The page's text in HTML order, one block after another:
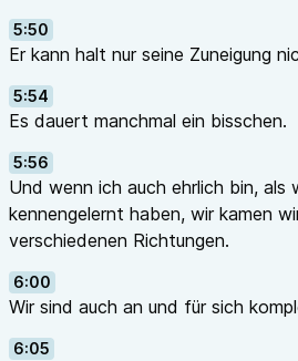
5:50
Er kann halt nur seine Zuneigung
5:54
Es dauert manchmal ein bisschen.
5:56
Und wenn ich auch ehrlich bin, als
kennengelernt haben, wir kamen
verschiedenen Richtungen.
6:00
Wir sind auch an und für sich
6:05